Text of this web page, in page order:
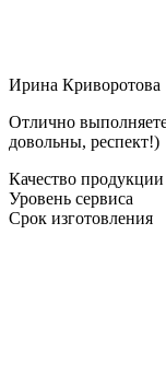
Ирина Криворотова
Отлично
довольны, респект!)
Качество продукции
Уровень сервиса
Срок изготовления